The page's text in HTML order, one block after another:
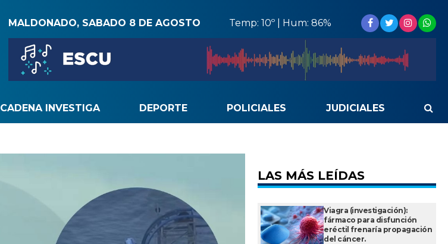
MALDONADO, SABADO 8 DE AGOSTO Temp: 10º | Hum: 86%
CADENA INVESTIGA DEPORTE POLICIALES JUDICIALES
LAS MÁS LEÍDAS
Viagra (investigación):
fármaco para disfunción
eréctil frenaría propagación
del cáncer.